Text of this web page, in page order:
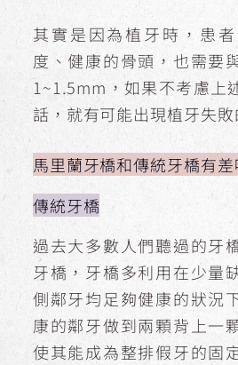
其實是因為植牙時，患
度、健康的骨頭，也需要
1~1.5mm，如果不考慮上
話，就有可能出現植牙失敗
馬里蘭牙橋和傳統牙橋有差
傳統牙橋
過去大多數人們聽過的牙
牙橋，牙橋多利用在少量
側鄰牙均足夠健康的狀況
康的鄰牙做到兩顆背上一
使其能成為整排假牙的固